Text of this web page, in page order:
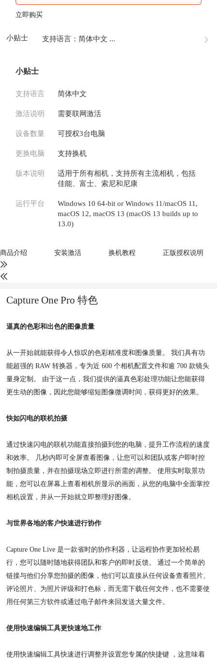
立即购买
小贴士 支持语言：简体中文 ...
小贴士
支持语言 简体中文
激活说明 需要联网激活
设备数量 可授权3台电脑
更换电脑 支持换机
版本说明
适用于所有相机，支持所有主流相机，包括
佳能、富士、索尼和尼康
运行平台
Windows 10 64-bit or Windows 11/macOS 11,
macOS 12, macOS 13 (macOS 13 builds up to
13.0)
商品介绍 安装激活 换机教程 正版授权说明
Capture One Pro 特色
逼真的色彩和出色的图像质量
从一开始就能获得令人惊叹的色彩精准度和图像质量。 我们具有功
能超强的 RAW 转换器，专为近 600 个相机配置文件和逾 700 款镜头
量身定制。 由于这一点，我们提供的逼真色彩处理功能让您能获得
更生动的图像，因此您能够缩短图像微调时间，获得更好的效果。
快如闪电的联机拍摄
通过快速闪电的联机功能直接拍摄到您的电脑，提升工作流程的速度
和效率。 几秒内即可全屏查看图像，让您可以和团队或客户即时控
制拍摄质量，并在拍摄现场立即进行所需的调整。 使用实时取景功
能，您可以在屏幕上查看相机所显示的画面，从您的电脑中全面掌控
相机设置，并从一开始就立即整理好图像。
与世界各地的客户快速进行协作
Capture One Live 是一款省时的协作利器，让远程协作更加轻松易
行，您可以随时随地获得团队和客户的即时反馈。 通过一个简单的
链接与他们分享您拍摄的图像，他们可以直接从任何设备查看照片、
评论照片、为照片评级和打色标，而无需下载任何文件，也不需要使
用任何第三方软件或通过电子邮件来回发送大量文件。
使用快速编辑工具更快速地工作
使用快速编辑工具快速进行调整并设置您专属的快捷键 ，这意味着